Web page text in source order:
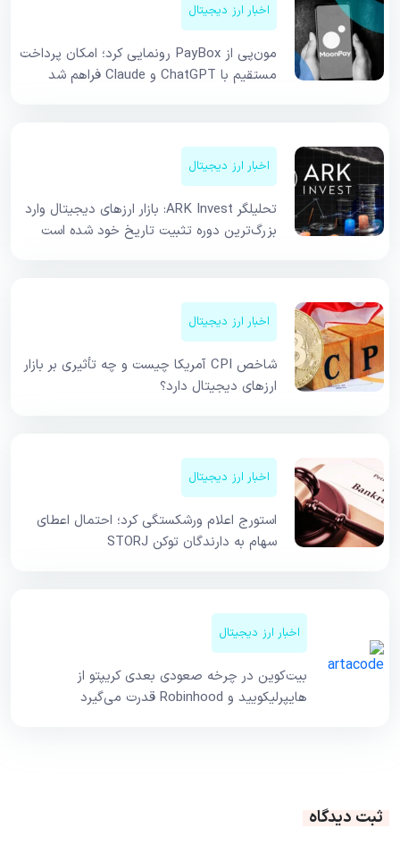
اخبار ارز دیجیتال
مون‌پی از PayBox رونمایی کرد؛ امکان پرداخت
مستقیم با ChatGPT و Claude فراهم شد
اخبار ارز دیجیتال
تحلیلگر ARK Invest: بازار ارزهای دیجیتال وارد
بزرگ‌ترین دوره تثبیت تاریخ خود شده است
اخبار ارز دیجیتال
شاخص CPI آمریکا چیست و چه تأثیری بر بازار
ارزهای دیجیتال دارد؟
اخبار ارز دیجیتال
استورج اعلام ورشکستگی کرد؛ احتمال اعطای
سهام به دارندگان توکن STORJ
اخبار ارز دیجیتال
بیت‌کوین در چرخه صعودی بعدی کریپتو از
هایپرلیکویید و Robinhood قدرت می‌گیرد
ثبت دیدگاه